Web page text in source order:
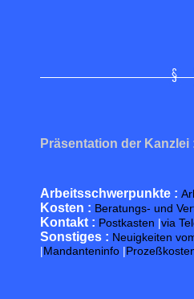
Präsentation der Kanzlei
Arbeitsschwerpunkte :
Kosten : Beratungs- und
Kontakt : Postkasten |via
Sonstiges : Neuigkeiten
|Mandanteninfo |